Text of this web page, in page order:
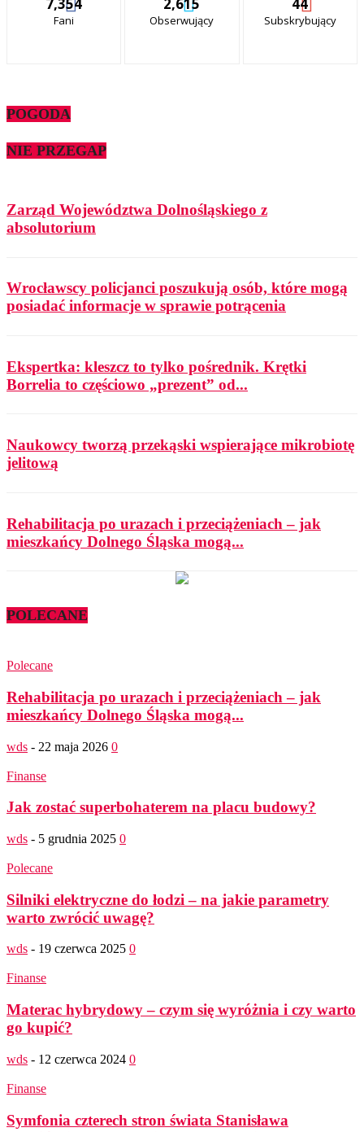
7,354
Fani
2,615
Obserwujący
44
Subskrybujący
POGODA
NIE PRZEGAP
Zarząd Województwa Dolnośląskiego z
absolutorium
Wrocławscy policjanci poszukują osób, które mogą
posiadać informacje w sprawie potrącenia
Ekspertka: kleszcz to tylko pośrednik. Krętki
Borrelia to częściowo „prezent” od...
Naukowcy tworzą przekąski wspierające mikrobiotę
jelitową
Rehabilitacja po urazach i przeciążeniach – jak
mieszkańcy Dolnego Śląska mogą...
POLECANE
Polecane
Rehabilitacja po urazach i przeciążeniach – jak
mieszkańcy Dolnego Śląska mogą...
wds - 22 maja 2026 0
Finanse
Jak zostać superbohaterem na placu budowy?
wds - 5 grudnia 2025 0
Polecane
Silniki elektryczne do łodzi – na jakie parametry
warto zwrócić uwagę?
wds - 19 czerwca 2025 0
Finanse
Materac hybrydowy – czym się wyróżnia i czy warto
go kupić?
wds - 12 czerwca 2024 0
Finanse
Symfonia czterech stron świata Stanisława